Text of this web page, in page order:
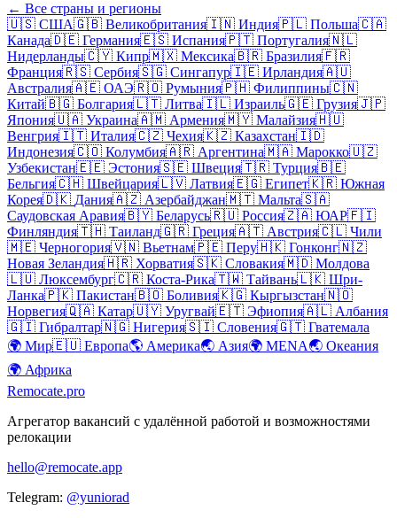
← Все страны и регионы
🇺🇸 США🇬🇧 Великобритания🇮🇳 Индия🇵🇱 Польша🇨🇦
Канада🇩🇪 Германия🇪🇸 Испания🇵🇹 Португалия🇳🇱
Нидерланды🇨🇾 Кипр🇲🇽 Мексика🇧🇷 Бразилия🇫🇷
Франция🇷🇸 Сербия🇸🇬 Сингапур🇮🇪 Ирландия🇦🇺
Австралия🇦🇪 ОАЭ🇷🇴 Румыния🇵🇭 Филиппины🇨🇳
Китай🇧🇬 Болгария🇱🇹 Литва🇮🇱 Израиль🇬🇪 Грузия🇯🇵
Япония🇺🇦 Украина🇦🇲 Армения🇲🇾 Малайзия🇭🇺
Венгрия🇮🇹 Италия🇨🇿 Чехия🇰🇿 Казахстан🇮🇩
Индонезия🇨🇴 Колумбия🇦🇷 Аргентина🇲🇦 Марокко🇺🇿
Узбекистан🇪🇪 Эстония🇸🇪 Швеция🇹🇷 Турция🇧🇪
Бельгия🇨🇭 Швейцария🇱🇻 Латвия🇪🇬 Египет🇰🇷 Южная
Корея🇩🇰 Дания🇦🇿 Азербайджан🇲🇹 Мальта🇸🇦
Саудовская Аравия🇧🇾 Беларусь🇷🇺 Россия🇿🇦 ЮАР🇫🇮
Финляндия🇹🇭 Таиланд🇬🇷 Греция🇦🇹 Австрия🇨🇱 Чили
🇲🇪 Черногория🇻🇳 Вьетнам🇵🇪 Перу🇭🇰 Гонконг🇳🇿
Новая Зеландия🇭🇷 Хорватия🇸🇰 Словакия🇲🇩 Молдова
🇱🇺 Люксембург🇨🇷 Коста-Рика🇹🇼 Тайвань🇱🇰 Шри-
Ланка🇵🇰 Пакистан🇧🇴 Боливия🇰🇬 Кыргызстан🇳🇴
Норвегия🇶🇦 Катар🇺🇾 Уругвай🇪🇹 Эфиопия🇦🇱 Албания
🇬🇮 Гибралтар🇳🇬 Нигерия🇸🇮 Словения🇬🇹 Гватемала
🌍 Мир🇪🇺 Европа🌎 Америка🌏 Азия🌍 MENA🌏 Океания
🌍 Африка
Remocate.pro
Агрегатор вакансий с удалённой работой и возможностями
релокации
hello@remocate.app
Telegram: @yuniorad